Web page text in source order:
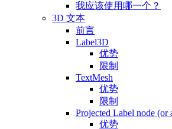
我应该使用哪一个？
3D 文本
前言
Label3D
优势
限制
TextMesh
优势
限制
Projected Label node (or
优势